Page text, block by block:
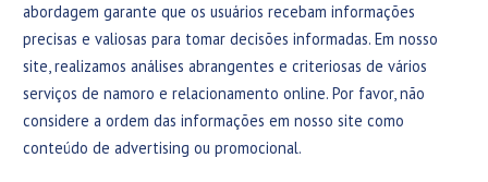
abordagem garante que os usuários recebam informações
precisas e valiosas para tomar decisões informadas. Em nosso
site, realizamos análises abrangentes e criteriosas de vários
serviços de namoro e relacionamento online. Por favor, não
considere a ordem das informações em nosso site como
conteúdo de advertising ou promocional.